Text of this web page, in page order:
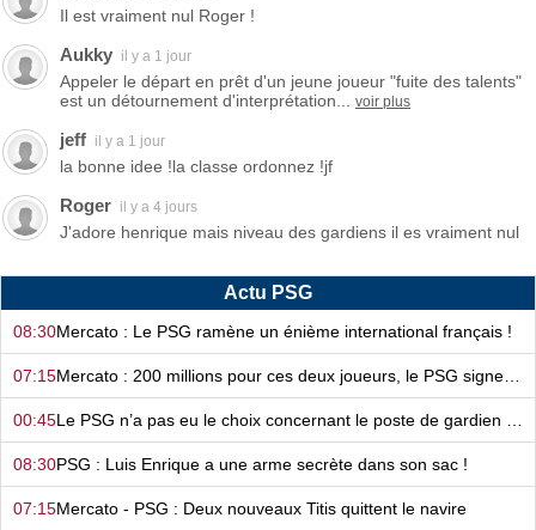
Il est vraiment nul Roger !
Aukky il y a 1 jour
Appeler le départ en prêt d'un jeune joueur "fuite des talents"
est un détournement d'interprétation...
voir plus
jeff il y a 1 jour
la bonne idee !la classe ordonnez !jf
Roger il y a 4 jours
J'adore henrique mais niveau des gardiens il es vraiment nul
Actu PSG
08:30Mercato : Le PSG ramène un énième international français !
07:15
00:45
08:30PSG : Luis Enrique a une arme secrète dans son sac !
07:15Mercato - PSG : Deux nouveaux Titis quittent le navire